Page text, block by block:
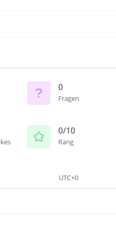
0
Fragen
0/10
Rang
UTC+0